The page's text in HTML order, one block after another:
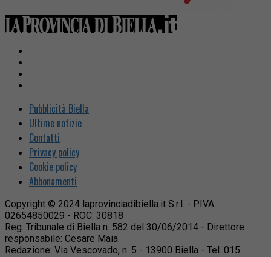
Pubblicità Biella
Ultime notizie
Contatti
Privacy policy
Cookie policy
Abbonamenti
Copyright © 2024 laprovinciadibiella.it S.r.l. - P.IVA:
02654850029 - ROC: 30818
Reg. Tribunale di Biella n. 582 del 30/06/2014 - Direttore
responsabile: Cesare Maia
Redazione: Via Vescovado, n. 5 - 13900 Biella - Tel. 015